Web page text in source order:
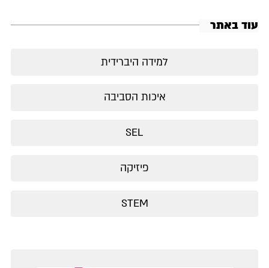
עוד באתר
למידה היברידית
איכות הסביבה
SEL
פיזיקה
STEM